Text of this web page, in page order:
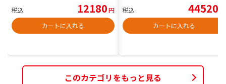
税込 12180円
カートに入れる
税込 44520
カートに入れる
このカテゴリをもっと見る